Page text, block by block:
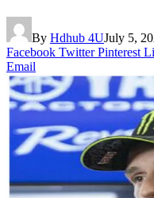
By Hdhub 4UJuly 5,
Facebook Twitter Pinterest
Email